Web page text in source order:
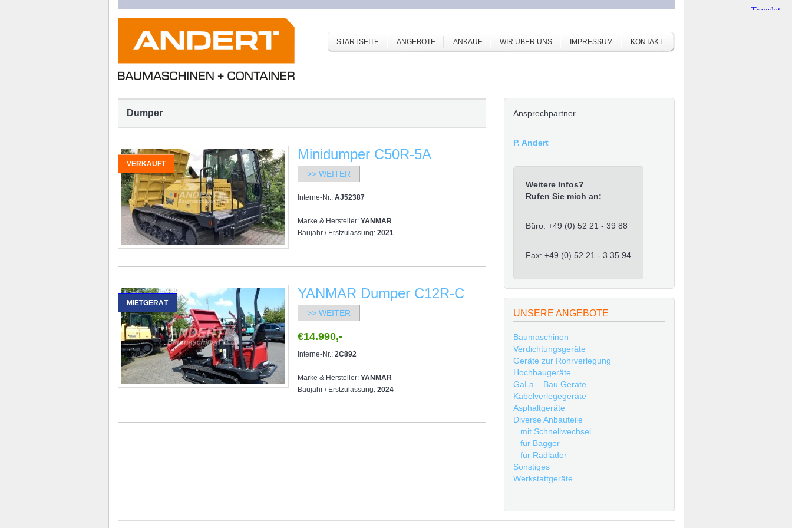
STARTSEITE ANGEBOTE ANKAUF WIR ÜBER UNS IMPRESSUM KONTAKT
Dumper
VERKAUFT
Minidumper C50R-5A
>> WEITER
Interne-Nr.: AJ52387
Marke & Hersteller: YANMAR
Baujahr / Erstzulassung: 2021
MIETGERÄT
YANMAR Dumper C12R-C
>> WEITER
€14.990,-
Interne-Nr.: 2C892
Marke & Hersteller: YANMAR
Baujahr / Erstzulassung: 2024
Ansprechpartner
P. Andert
Weitere Infos?
Rufen Sie mich an:
Büro: +49 (0) 52 21 - 39 88
Fax: +49 (0) 52 21 - 3 35 94
UNSERE ANGEBOTE
Baumaschinen
Verdichtungsgeräte
Geräte zur Rohrverlegung
Hochbaugeräte
GaLa – Bau Geräte
Kabelverlegegeräte
Asphaltgeräte
Diverse Anbauteile
mit Schnellwechsel
für Bagger
für Radlader
Sonstiges
Werkstattgeräte